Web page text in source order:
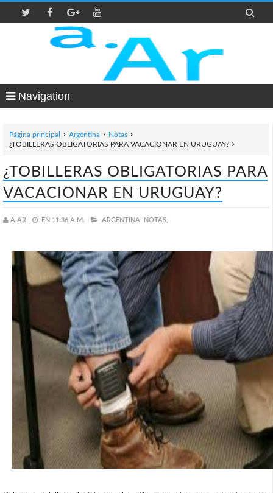

Navigation
Página principal Argentina
Notas
¿TOBILLERAS OBLIGATORIAS PARA VACACIONAR EN URUGUAY?
¿TOBILLERAS OBLIGATORIAS PARA
VACACIONAR EN URUGUAY?
A.AR EN 11:36 A.M. ARGENTINA, NOTAS,